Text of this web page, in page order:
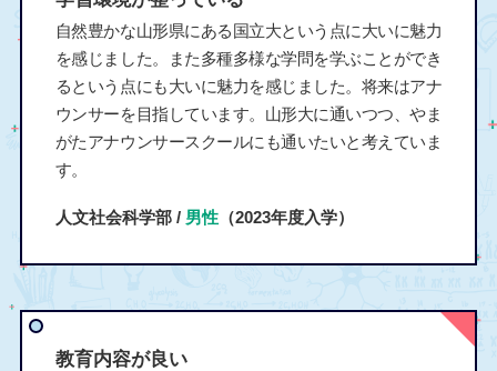
自然豊かな山形県にある国立大という点に大いに魅力
を感じました。また多種多様な学問を学ぶことができ
るという点にも大いに魅力を感じました。将来はアナ
ウンサーを目指しています。山形大に通いつつ、やま
がたアナウンサースクールにも通いたいと考えていま
す。
人文社会科学部 / 男性（2023年度入学）
教育内容が良い